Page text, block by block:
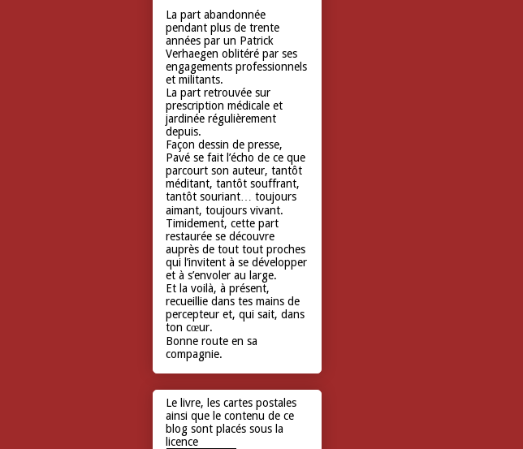
La part abandonnée
pendant plus de trente
années par un Patrick
Verhaegen oblitéré par ses
engagements professionnels
et militants.
La part retrouvée sur
prescription médicale et
jardinée régulièrement
depuis.
Façon dessin de presse,
Pavé se fait l’écho de ce que
parcourt son auteur, tantôt
méditant, tantôt souffrant,
tantôt souriant… toujours
aimant, toujours vivant.
Timidement, cette part
restaurée se découvre
auprès de tout tout proches
qui l’invitent à se développer
et à s’envoler au large.
Et la voilà, à présent,
recueillie dans tes mains de
percepteur et, qui sait, dans
ton cœur.
Bonne route en sa
compagnie.
Le livre, les cartes postales
ainsi que le contenu de ce
blog sont placés sous la
licence